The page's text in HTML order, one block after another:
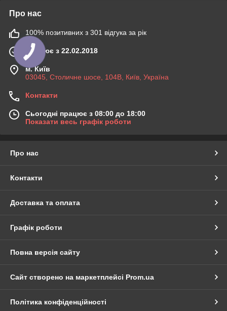
Про нас
100% позитивних з 301 відгука за рік
Працює з 22.02.2018
м. Київ
03045, Столичне шосе, 104B, Київ, Україна
Контакти
Сьогодні працює з 08:00 до 18:00
Показати весь графік роботи
Про нас
Контакти
Доставка та оплата
Графік роботи
Повна версія сайту
Сайт створено на маркетплейсі Prom.ua
Політика конфіденційності